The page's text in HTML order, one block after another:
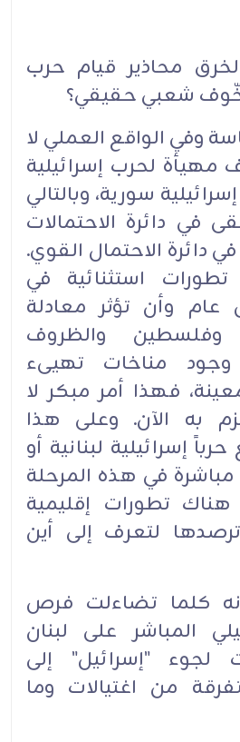
محاذير قيام حرب
شعبي حقيقي؟
وفي الواقع العملي لا
مهيأة لحرب إسرائيلية
سورية، وبالتالي
في دائرة الاحتمالات
دائرة الاحتمال القوي.
استثنائية في
وأن تؤثر معادلة
وفلسطين والظروف
مناخات تهيىء
فهذا أمر مبكر لا
به الآن. وعلى هذا
إسرائيلية لبنانية أو
مباشرة في هذه المرحلة
هناك تطورات إقليمية
لتعرف إلى أين
كلما تضاءلت فرص
المباشر على لبنان
لجوء "إسرائيل" إلى
من اغتيالات وما